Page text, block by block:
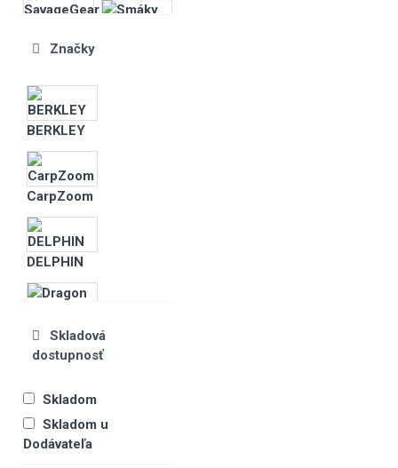
Twistery, banja
Značky
BERKLEY
CarpZoom
DELPHIN
Konger
Mistrall
Skladová
dostupnosť
Skladom
Skladom u
Dodávateľa